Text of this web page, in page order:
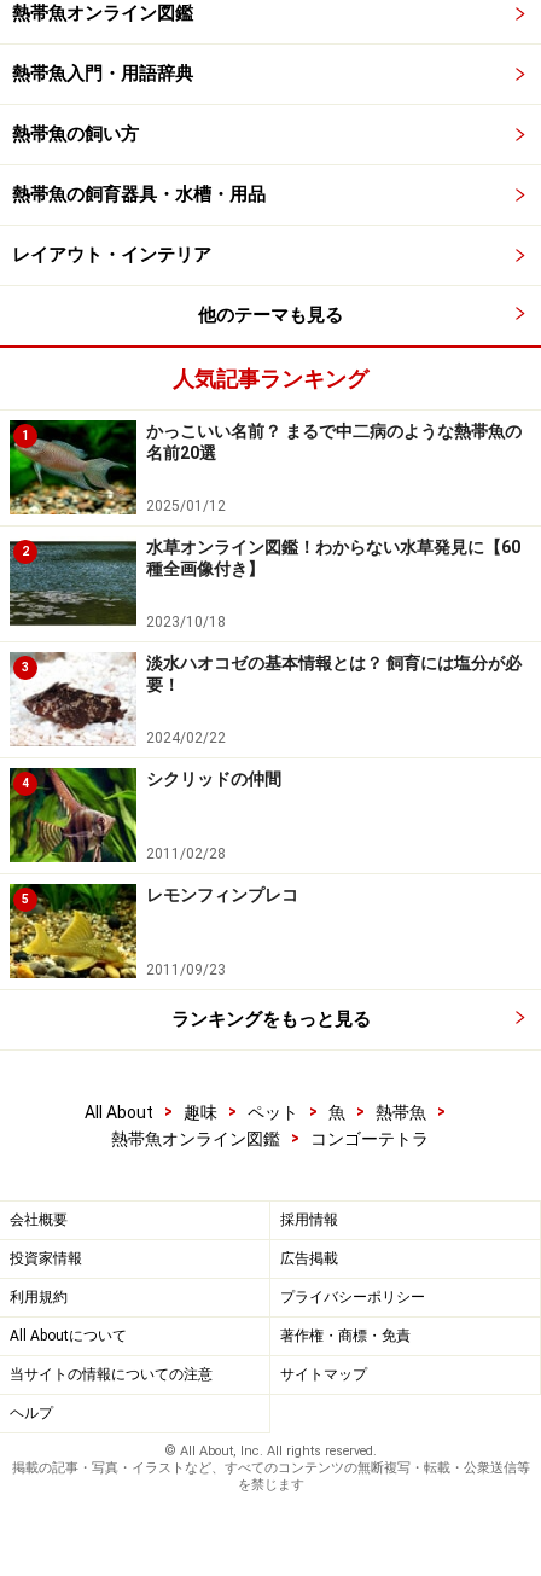
熱帯魚オンライン図鑑
熱帯魚入門・用語辞典
熱帯魚の飼い方
熱帯魚の飼育器具・水槽・用品
レイアウト・インテリア
他のテーマも見る
人気記事ランキング
1
かっこいい名前？ まるで中二病のような熱帯魚の
名前20選
2025/01/12
2
水草オンライン図鑑！わからない水草発見に【60
種全画像付き】
2023/10/18
3
淡水ハオコゼの基本情報とは？ 飼育には塩分が必
要！
2024/02/22
4 シクリッドの仲間
2011/02/28
5 レモンフィンプレコ
2011/09/23
ランキングをもっと見る
All About > 趣味 > ペット > 魚 > 熱帯魚
>
熱帯魚オンライン図鑑
> コンゴーテトラ
会社概要 採用情報
投資家情報 広告掲載
利用規約 プライバシーポリシー
All Aboutについて 著作権・商標・免責
当サイトの情報についての注意 サイトマップ
ヘルプ
© All About, Inc. All rights reserved.
掲載の記事・写真・イラストなど、すべてのコンテンツの無断複写・転載・公衆送信等
を禁じます